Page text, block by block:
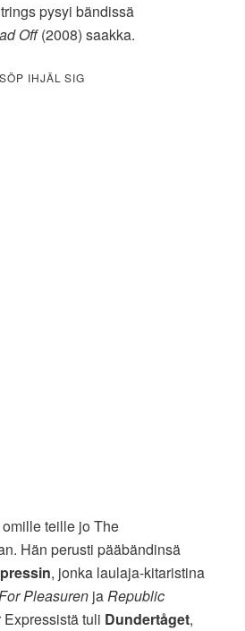
pysyi bändissä
Off(2008) saakka.
IHJÄL SIG
teille jo The
Hän perusti pääbändinsä
, jonka laulaja-kitaristina
Pleasuren jaRepublic
Expressistä tuli Dundertåget,